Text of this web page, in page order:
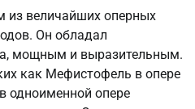
из величайших оперных
Он обладал
мощным и выразительным.
как Мефистофель в опере
одноименной опере